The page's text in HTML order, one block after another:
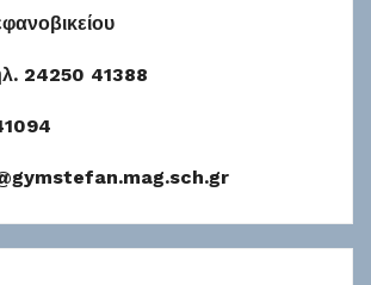
24250 41388